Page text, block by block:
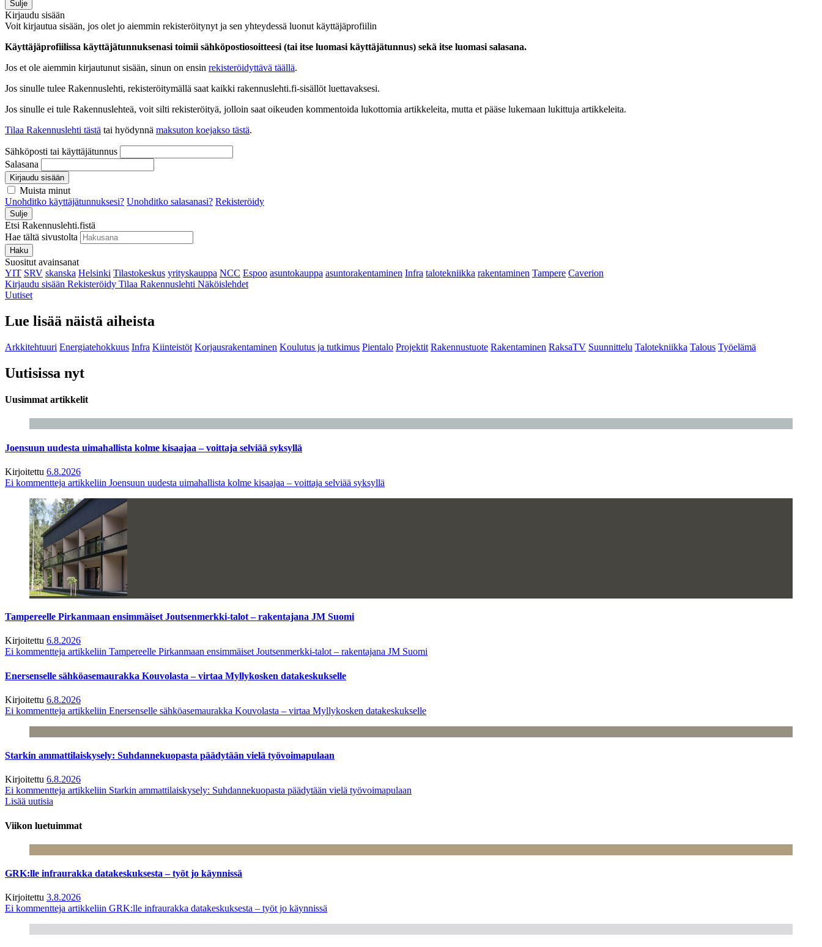
Sulje
Kirjaudu sisään
Voit kirjautua sisään, jos olet jo aiemmin rekisteröitynyt ja sen yhteydessä luonut käyttäjäprofiilin
Käyttäjäprofiilissa käyttäjätunnuksenasi toimii sähköpostiosoitteesi (tai itse luomasi käyttäjätunnus) sekä itse luomasi salasana.
Jos et ole aiemmin kirjautunut sisään, sinun on ensin rekisteröidyttävä täällä.
Jos sinulle tulee Rakennuslehti, rekisteröitymällä saat kaikki rakennuslehti.fi-sisällöt luettavaksesi.
Jos sinulle ei tule Rakennuslehteä, voit silti rekisteröityä, jolloin saat oikeuden kommentoida lukottomia artikkeleita, mutta et pääse lukemaan lukittuja artikkeleita.
Tilaa Rakennuslehti tästä tai hyödynnä maksuton koejakso tästä.
Sähköposti tai käyttäjätunnus
Salasana
Kirjaudu sisään
Muista minut
Unohditko käyttäjätunnuksesi? Unohditko salasanasi? Rekisteröidy
Sulje
Etsi Rakennuslehti.fistä
Hae tältä sivustolta
Haku
Suositut avainsanat
YIT SRV skanska Helsinki Tilastokeskus yrityskauppa NCC Espoo asuntokauppa asuntorakentaminen Infra talotekniikka rakentaminen Tampere Caverion
Kirjaudu sisään Rekisteröidy Tilaa Rakennuslehti Näköislehdet
Uutiset
Lue lisää näistä aiheista
Arkkitehtuuri Energiatehokkuus Infra Kiinteistöt Korjausrakentaminen Koulutus ja tutkimus Pientalo Projektit Rakennustuote Rakentaminen RaksaTV Suunnittelu Talotekniikka Talous Työelämä
Uutisissa nyt
Uusimmat artikkelit
Joensuun uudesta uimahallista kolme kisaajaa – voittaja selviää syksyllä
Kirjoitettu 6.8.2026
Ei kommentteja artikkeliin Joensuun uudesta uimahallista kolme kisaajaa – voittaja selviää syksyllä
Tampereelle Pirkanmaan ensimmäiset Joutsenmerkki-talot – rakentajana JM Suomi
Kirjoitettu 6.8.2026
Ei kommentteja artikkeliin Tampereelle Pirkanmaan ensimmäiset Joutsenmerkki-talot – rakentajana JM Suomi
Enersenselle sähköasemaurakka Kouvolasta – virtaa Myllykosken datakeskukselle
Kirjoitettu 6.8.2026
Ei kommentteja artikkeliin Enersenselle sähköasemaurakka Kouvolasta – virtaa Myllykosken datakeskukselle
Starkin ammattilaiskysely: Suhdannekuopasta päädytään vielä työvoimapulaan
Kirjoitettu 6.8.2026
Ei kommentteja artikkeliin Starkin ammattilaiskysely: Suhdannekuopasta päädytään vielä työvoimapulaan
Lisää uutisia
Viikon luetuimmat
GRK:lle infraurakka datakeskuksesta – työt jo käynnissä
Kirjoitettu 3.8.2026
Ei kommentteja artikkeliin GRK:lle infraurakka datakeskuksesta – työt jo käynnissä